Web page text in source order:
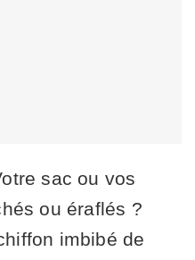
sac ou vos
ou éraflés ?
imbibé de